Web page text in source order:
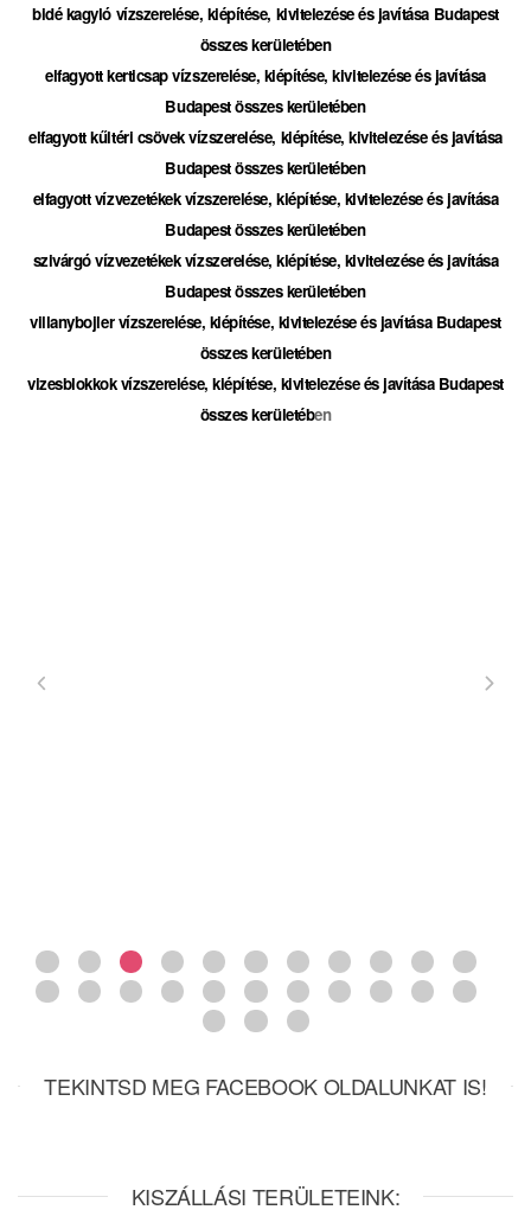
bidé kagyló vízszerelése, kiépítése, kivitelezése és javítása Budapest
összes kerületében
elfagyott kerticsap vízszerelése, kiépítése, kivitelezése és javítása
Budapest összes kerületében
elfagyott kűltéri csövek vízszerelése, kiépítése, kivitelezése és javítása
Budapest összes kerületében
elfagyott vízvezetékek vízszerelése, kiépítése, kivitelezése és javítása
Budapest összes kerületében
szivárgó vízvezetékek vízszerelése, kiépítése, kivitelezése és javítása
Budapest összes kerületében
villanybojler vízszerelése, kiépítése, kivitelezése és javítása Budapest
összes kerületében
vizesblokkok vízszerelése, kiépítése, kivitelezése és javítása Budapest
összes kerületében
TEKINTSD MEG FACEBOOK OLDALUNKAT IS!
KISZÁLLÁSI TERÜLETEINK: